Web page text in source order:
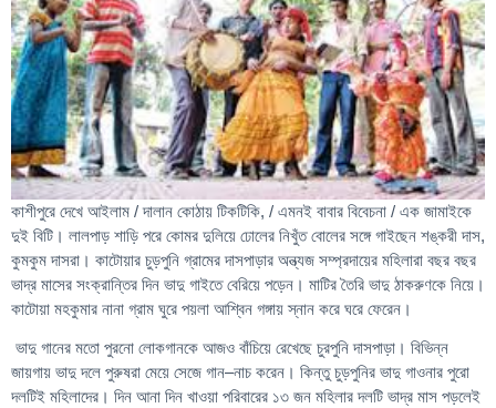
কাশীপুরে দেখে আইলাম / দালান কোঠায় টিকটিকি, / এমনই বাবার বিবেচনা / এক জামাইকে
দুই বিটি। লালপাড় শাড়ি পরে কোমর দুলিয়ে ঢোলের নিখুঁত বোলের সঙ্গে গাইছেন শঙ্করী দাস,
কুমকুম দাসরা। কাটোয়ার চুড়পুনি গ্রামের দাসপাড়ার অন্ত্যজ সম্প্রদায়ের মহিলারা বছর বছর
ভাদ্র মাসের সংক্রান্তির দিন ভাদু গাইতে বেরিয়ে পড়েন। মাটির তৈরি ভাদু ঠাকরুণকে নিয়ে।
কাটোয়া মহকুমার নানা গ্রাম ঘুরে পয়লা আশ্বিন গঙ্গায় স্নান করে ঘরে ফেরেন।
ভাদু গানের মতো পুরনো লোকগানকে আজও বাঁচিয়ে রেখেছে চুরপুনি দাসপাড়া। বিভিন্ন
জায়গায় ভাদু দলে পুরুষরা মেয়ে সেজে গান–নাচ করেন। কিন্তু চুড়পুনির ভাদু গাওনার পুরো
দলটিই মহিলাদের। দিন আনা দিন খাওয়া পরিবারের ১৩ জন মহিলার দলটি ভাদ্র মাস পড়লেই